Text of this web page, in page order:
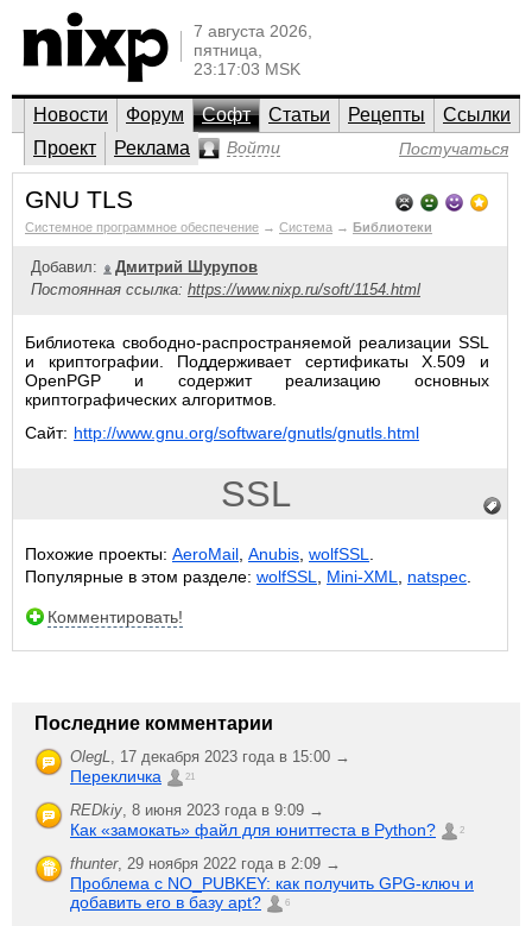
7 августа 2026,
пятница,
23:17:03 MSK
Новости Форум Софт Статьи Рецепты
Ссылки
Проект
Реклама Войти Постучаться
GNU TLS
Системное программное обеспечение → Система → Библиотеки
Добавил:
Дмитрий Шурупов
Постоянная ссылка: https://www.nixp.ru/soft/1154.html
Библиотека свободно-распространяемой реализации SSL
и криптографии. Поддерживает сертификаты X.509 и
OpenPGP и содержит реализацию основных
криптографических алгоритмов.
Сайт: http://www.gnu.org/software/gnutls/gnutls.html
SSL
Похожие проекты: AeroMail Anubis wolfSSL
Популярные в этом разделе: wolfSSL Mini-XML natspec
Комментировать!
Последние комментарии
OlegL, 17 декабря 2023 года в 15:00 →
Перекличка 21
REDkiy, 8 июня 2023 года в 9:09 →
Как «замокать» файл для юниттеста в Python? 2
fhunter, 29 ноября 2022 года в 2:09 →
Проблема с NO_PUBKEY: как получить GPG-ключ и
добавить его в базу apt?
6